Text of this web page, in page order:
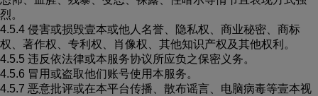
烈。
4.5.4 侵害或损毁壹本或他人名誉、隐私权、商业秘密、商标
权、著作权、专利权、肖像权、其他知识产权及其他权利。
4.5.5 违反依法律或本服务协议所应负之保密义务。
4.5.6 冒用或盗取他们账号使用本服务。
4.5.7 恶意批评或在本平台传播、散布谣言、电脑病毒等壹本视